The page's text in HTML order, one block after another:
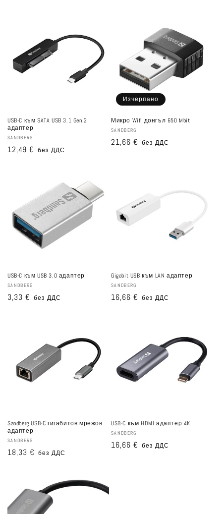
USB-C към SATA USB 3.1 Gen.2
адаптер
Доставчик:
SANDBERG
Редовна
12,49 € без ДДС
Изчерпано
Микро Wifi донгъл 650 Mbit
Доставчик:
SANDBERG
Редовна
21,66 € без ДДС
USB-C към USB 3.0 адаптер
Доставчик:
SANDBERG
Редовна
3,33 € без ДДС
Gigabit USB към LAN адаптер
Доставчик:
SANDBERG
Редовна
16,66 € без ДДС
Sandberg USB-C гигабитов мрежов
адаптер
Доставчик:
SANDBERG
Редовна
18,33 € без ДДС
USB-C към HDMI адаптер 4K
Доставчик:
SANDBERG
Редовна
16,66 € без ДДС